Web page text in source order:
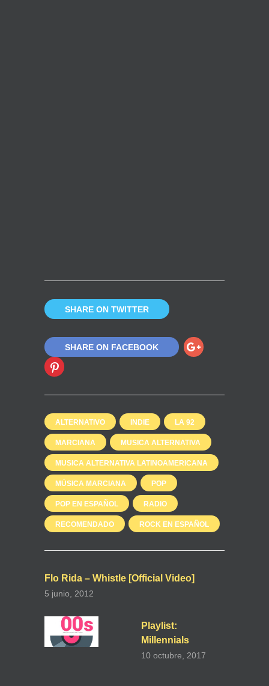
SHARE ON TWITTER
SHARE ON FACEBOOK
ALTERNATIVO INDIE LA 92
MARCIANA MUSICA ALTERNATIVA
MUSICA ALTERNATIVA LATINOAMERICANA
MÚSICA MARCIANA POP
POP EN ESPAÑOL RADIO
RECOMENDADO ROCK EN ESPAÑOL
Flo Rida – Whistle [Official Video]
5 junio, 2012
Playlist:
Millennials
10 octubre, 2017